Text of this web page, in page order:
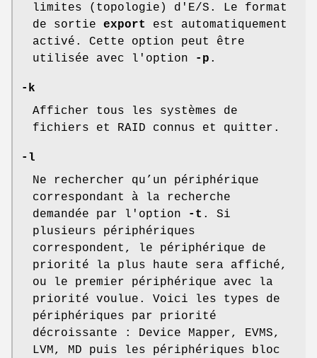
limites (topologie) d'E/S. Le format
de sortie export
est automatiquement
activé. Cette option peut être
utilisée avec l'option
-p .
-k
Afficher tous les systèmes de
fichiers et RAID connus et quitter.
-l
Ne rechercher qu’un périphérique
correspondant à la recherche
demandée par l'option
-t . Si
plusieurs périphériques
correspondent, le périphérique de
priorité la plus haute sera affiché,
ou le premier périphérique avec la
priorité voulue. Voici les types de
périphériques par priorité
décroissante : Device Mapper, EVMS,
LVM, MD puis les périphériques bloc